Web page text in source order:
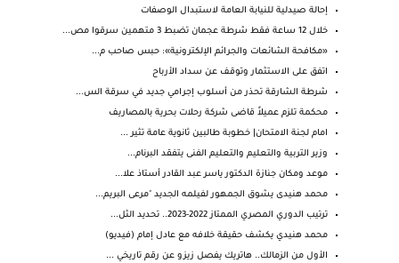
إحالة صيدلية للنيابة العامة لاستبدال الوصفات
خلال 12 ساعة فقط شرطة عجمان تضبط 3 متهمين سرقوا مص...
«مكافحة الشائعات والجرائم الإلكترونية»: حبس صاحب م...
اتفق على الاستثمار وتوقف عن سداد الأرباح
شرطة الشارقة تحذر من أسلوب إجرامي جديد في سرقة الس...
محكمة تلزم عميلاً قاضى شركة رحلات بحرية بالمصاريف
امام لجنة الامتحان| خطوبة طالبين ثانوية عامة تثير ...
وزير التربية والتعليم والتعليم الفنى يتفقد البرنام...
موعد ومكان جنازة الدكتور ياسر عبد القادر أستاذ علا...
محمد هنيدى يشوق الجمهور لفيلمه الجديد "مرعى البريم...
ترتيب الدوري المصري الممتاز 2022-2023.. تحديد الثل...
محمد هنيدي يكشف حقيقة خلافه مع عادل إمام (فيديو)
الأول من الزمالك.. هاتريك يفصل زيزو عن رقم تاريخي ...